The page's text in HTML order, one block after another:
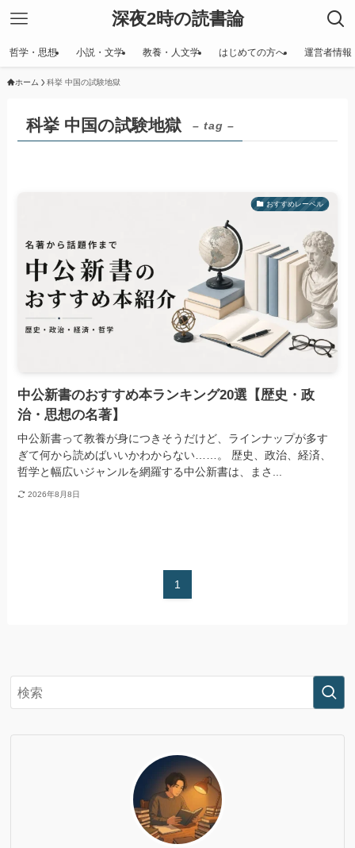
深夜2時の読書論
哲学・思想 小説・文学 教養・人文学 はじめての方へ 運営者情報
ホーム 科挙 中国の試験地獄
科挙 中国の試験地獄 – tag –
おすすめレーベル
中公新書のおすすめ本ランキング20選【歴史・政
治・思想の名著】
中公新書って教養が身につきそうだけど、ラインナップが多す
ぎて何から読めばいいかわからない……。 歴史、政治、経済、
哲学と幅広いジャンルを網羅する中公新書は、まさ...
2026年8月8日
1